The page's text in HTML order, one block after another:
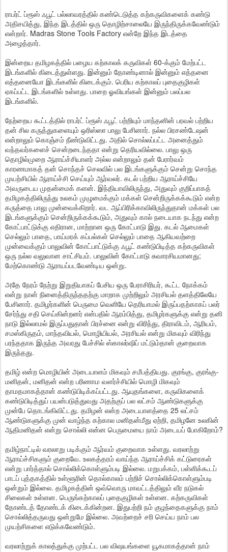
ராபர்ட் ப்ரூஸ் ஃபூட் பல்லாவரத்தில் கண்டெடுத்த கற்கருவிகளைக் கண்டு
அதிசயித்து, இந்த இடத்தில் ஒரு தொழிற்சாலையே இருந்திருக்கவேண்டும்
என்றார். Madras Stone Tools Factory என்றே இந்த இடத்தை
அழைத்தார்.
இன்றைய தமிழகத்தில் பழைய கற்காலக் கருவிகள் 60-க்கும் மேற்பட்ட
இடங்களில் கிடைத்துள்ளது. இன்னும் தோண்டினால் இன்னும் எத்தனை
எத்தனையோ இடங்களில் கிடைக்கும். பெரிய கற்காலப் புதைகுழிகள்
ஏகப்பட்ட இடங்களில் உள்ளது. பாறை ஓவியங்கள் இன்னும் பலப்பல
இடங்களில்.
நேற்றைய கூட்டத்தில் ராபர்ட் ப்ரூஸ் ஃபூட் பற்றியும் மாந்தனின் பரவல் பற்றிய
தன் சில கருத்துகளையும் ஒரிஸ்ஸா பாலு பேசினார். நல்ல பிரசண்டேஷன்
என்றாலும் கொஞ்சம் நீண்டுவிட்டது. அதில் சொல்லப்பட்ட அனைத்தும்
வந்தவர்களைச் சென்றடைந்ததா என்று தெரியவில்லை. பாலு ஒரு
தொழில்முறை ஆராய்ச்சியாளர் அல்ல என்றாலும் தன் பேரார்வம்
காரணமாகத் தன் சொந்தச் செலவில் பல இடங்களுக்கும் சென்று சொந்த
முயற்சியில் ஆராய்ச்சி செய்யும் ஆர்வலர். கடல் பற்றிய ஆராய்ச்சியே
அவருடைய முதன்மைக் களன். இந்தியாவிலிருந்து, அதுவும் குறிப்பாகத்
தமிழகத்திலிருந்து உலகம் முழுமைக்கும் மக்கள் சென்றிருக்கக்கூடும் என்ற
கருத்தை பாலு முன்வைக்கிறார். வட ஆப்பிரிக்காவிலிருந்துதான் மக்கள் பல
இடங்களுக்கும் சென்றிருக்கக்கூடும், அதுவும் கால் நடையாக நடந்து என்ற
கோட்பாட்டுக்கு எதிரான, மாற்றான ஒரு கோட்பாடு இது. கடல் ஆமைகள்
செல்லும் பாதை, பாய்மரக் கப்பல்கள் செல்லும் பாதை ஆகியவற்றை
முன்வைக்கும் பாலுவின் கோட்பாட்டுக்கு ஃபூட் கண்டுபிடித்த கற்கருவிகள்
ஒரு நல்ல வலுவான சாட்சியம். பாலுவின் கோட்பாடு சுவாரசியமானது;
மேற்கொண்டு ஆராயப்படவேண்டிய ஒன்று.
அதே நேரம் நேற்று இறுதியாகப் பேசிய ஒரு பேராசிரியர், கூட்ட நோக்கம்
என்று நான் நினைத்திருந்ததற்கு மாறாக முற்றிலும் அரசியல் தளத்திலேயே
பேசினார். தமிழர்களின் பெருமை வெளியே தெரியாமல் இருப்பதற்காகப் பலர்
சேர்ந்து சதி செய்கின்றனர் என்பதில் ஆரம்பித்து, தமிழர்களுக்கு என்று தனி
நாடு இல்லாமல் இருப்பதுதான் பிரச்னை என்று விரிந்து, திராவிடம், ஆரியம்,
சமஸ்கிருதம், மாந்தவியல், மொழியியல், அரசியல் என்று மிகவும் விரிந்து
பரந்ததாக இருந்த அவரது பேச்சில் ஸ்காலர்ஷிப் மட்டும்தான் குறைவாக
இருந்தது.
தமிழ் என்ற மொழியின் அடையாளம் மிகவும் சமீபத்தியது. குரங்கு, குரங்கு-
மனிதன், மனிதன் என்ற பரிணாம வளர்ச்சியில் மொழி மிகவும்
தாமதமாகத்தான் கண்டுபிடிக்கப்பட்டது. ஆயுதங்களை, கருவிகளைக்
கண்டுபிடித்துப் பயன்படுத்துவது அதற்குப் பல லட்சம் ஆண்டுகளுக்கு
முன்பே தொடங்கிவிட்டது. தமிழன் என்ற அடையாளத்தை 25 லட்சம்
ஆண்டுகளுக்கு முன் வாழ்ந்த கற்கால மனிதன்மீது ஏற்றி, தமிழனே உலகின்
ஆதிமனிதன் என்று சொல்லி என்ன பெருமையை நாம் அடையப் போகிறோம்?
தமிழ்நாட்டில் வரலாறு படிக்கும் ஆர்வம் குறைவாக உள்ளது. வரலாற்று
ஆராய்ச்சிகளும் குறைவே. உலகத்தரம் வாய்ந்த ஆராய்ச்சிக் கட்டுரைகள்
என்று பார்த்தால் சொல்லிக்கொள்ளும்படி இல்லை. மறுபக்கம், பள்ளிக்கூடப்
பாடப் புத்தகத்தில் உள்ளூரின் தொல்காலம் பற்றிச் சொல்லிக்கொள்ளும்படி
ஒன்றும் இல்லை. தமிழகத்தின் ஒவ்வொரு மாவட்டத்திலும் வீர நடுகல்
சிலைகள் உள்ளன. பெருங்கற்காலப் புதைகுழிகள் உள்ளன. கற்கருவிகள்
தோண்டத் தோண்டக் கிடைக்கின்றன. இதுபற்றி நம் குழந்தைகளுக்கு நாம்
சொல்லித்தருவது ஒன்றுமே இல்லை. அவற்றைச் சரி செய்ய நாம் பல
முயற்சிகளை எடுக்கவேண்டும்.
வரலாற்றுக் காலத்துக்கு முற்பட்ட பல விஷயங்களை யூகமாகத்தான் நாம்